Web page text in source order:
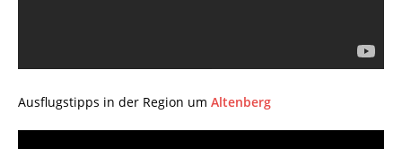
Ausflugstipps in der Region um Altenberg